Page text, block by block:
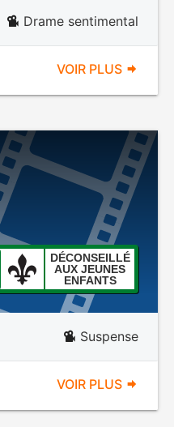
Drame sentimental
VOIR PLUS
DÉCONSEILLÉ
AUX JEUNES
ENFANTS
Suspense
VOIR PLUS